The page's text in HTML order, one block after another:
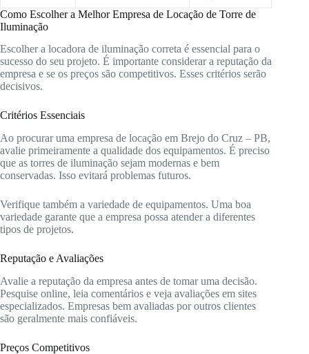
Como Escolher a Melhor Empresa de Locação de Torre de
Iluminação
Escolher a locadora de iluminação correta é essencial para o
sucesso do seu projeto. É importante considerar a reputação da
empresa e se os preços são competitivos. Esses critérios serão
decisivos.
Critérios Essenciais
Ao procurar uma empresa de locação em Brejo do Cruz – PB,
avalie primeiramente a qualidade dos equipamentos. É preciso
que as torres de iluminação sejam modernas e bem
conservadas. Isso evitará problemas futuros.
Verifique também a variedade de equipamentos. Uma boa
variedade garante que a empresa possa atender a diferentes
tipos de projetos.
Reputação e Avaliações
Avalie a reputação da empresa antes de tomar uma decisão.
Pesquise online, leia comentários e veja avaliações em sites
especializados. Empresas bem avaliadas por outros clientes
são geralmente mais confiáveis.
Preços Competitivos